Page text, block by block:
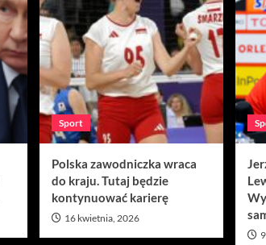
Sport
Polska zawodniczka wraca
do kraju. Tutaj będzie
kontynuować karierę
16 kwietnia, 2026